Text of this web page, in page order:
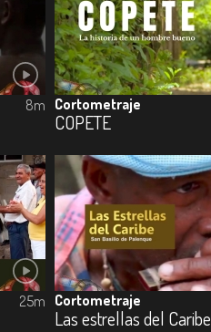
8m Cortometraje
COPETE
25m Cortometraje
Las estrellas del Caribe